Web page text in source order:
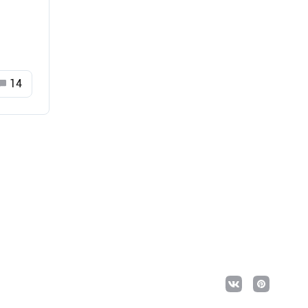
14